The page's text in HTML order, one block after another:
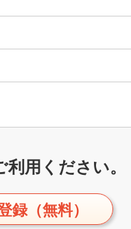
用ください。
録（無料）